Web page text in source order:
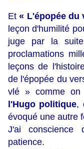
Et« L'épopée du
leçon d'humilité
juge par la
proclamations
leçons de
de l'épopée du
vlé » comme
l'Hugo politique,
évoqué une autre
J'ai conscience
patience.